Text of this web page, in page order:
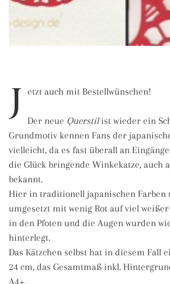
J etzt auch mit Bestellwünschen!
Der neue Querstilist wieder ein
Grundmotiv kennen Fans der
vielleicht, da es fast überall an
die Glück bringende Winkekatze, auch
bekannt.
Hier in traditionell japanischen Farben
umgesetzt mit wenig Rot auf viel weißer
in den Pfoten und die Augen wurden
hinterlegt.
Das Kätzchen selbst hat in diesem Fall
24 cm, das Gesamtmaß inkl.
A4+.